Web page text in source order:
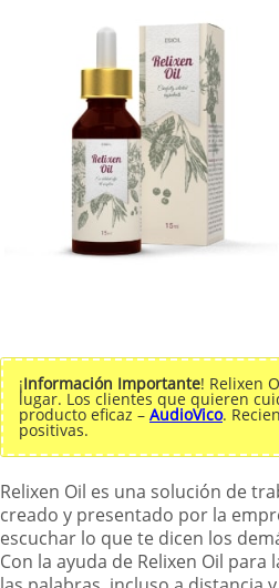
¡Información Importante! Relixen
lugar. Los clientes que quieren
producto eficaz – AudioVico.
positivas.
Relixen Oil es una solución de
creado y presentado por la
escuchar lo que te dicen los
Con la ayuda de Relixen Oil